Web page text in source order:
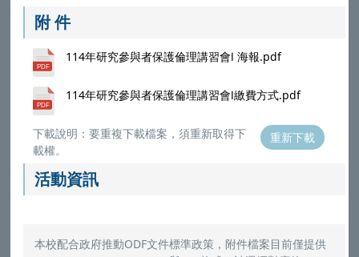
附 件
114年研究參與者保護倫理講習會Ⅰ 海報.pdf
114年研究參與者保護倫理講習會Ⅰ繳費方式.pdf
下載說明：要重複下載檔案，須重新取得下
載權。
重新下載
活動資訊
本校配合政府推動ODF文件標準政策，附件檔案目前僅提供